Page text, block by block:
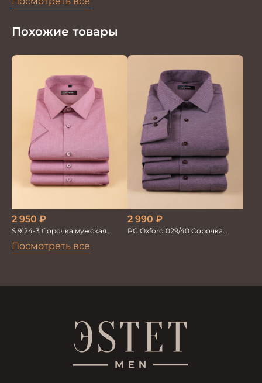
Похожие товары
Посмотреть все
2 950 ₽
S 9124-3 Сорочка мужская
2 990 ₽
PC Oxford 029/40 Сорочка